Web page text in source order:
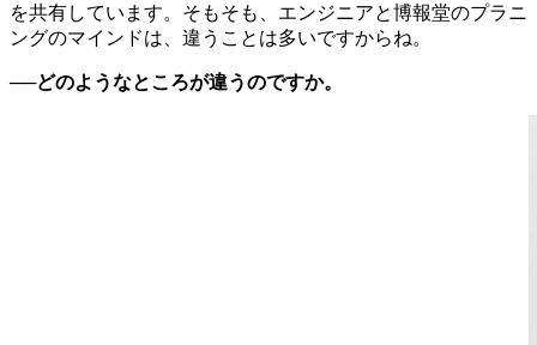
を共有しています。そもそも、エンジニアと博報堂のプラニ
ングのマインドは、違うことは多いですからね。
──どのようなところが違うのですか。